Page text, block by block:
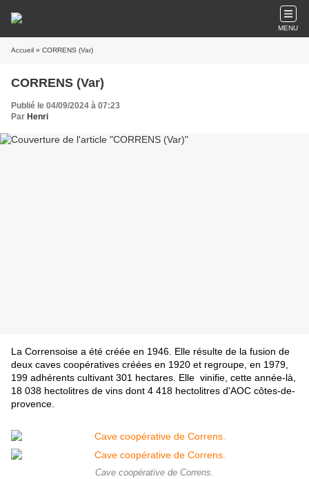
MENU
Accueil » CORRENS (Var)
CORRENS (Var)
Publié le 04/09/2024 à 07:23
Par Henri
La Corrensoise a été créée en 1946. Elle résulte de la fusion de
deux caves coopératives créées en 1920 et regroupe, en 1979,
199 adhérents cultivant 301 hectares. Elle vinifie, cette année-là,
18 038 hectolitres de vins dont 4 418 hectolitres d'AOC côtes-de-
provence.
Cave coopérative de Correns.